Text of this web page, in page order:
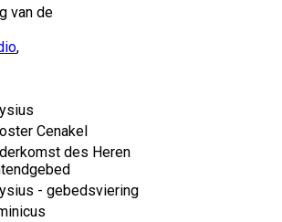
van de
,
Cenakel
des Heren
- gebedsviering